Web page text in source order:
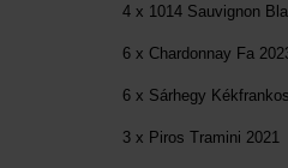
4 x 1014 Sauvignon
6 x Chardonnay Fa
6 x Sárhegy
3 x Piros Tramini 2021